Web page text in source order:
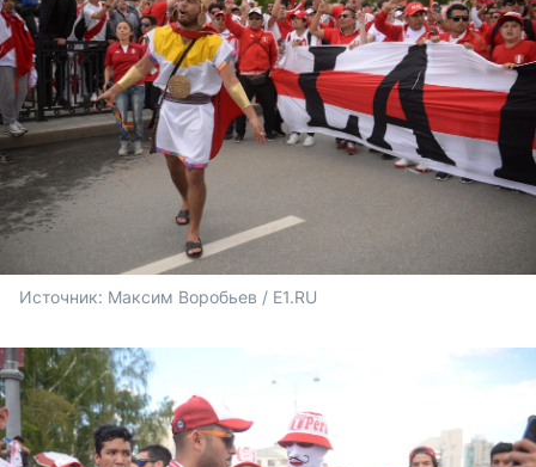
Источник: Максим Воробьев / E1.RU